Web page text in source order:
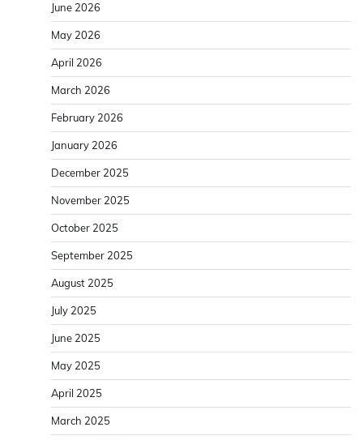
June 2026
May 2026
April 2026
March 2026
February 2026
January 2026
December 2025
November 2025
October 2025
September 2025
August 2025
July 2025
June 2025
May 2025
April 2025
March 2025